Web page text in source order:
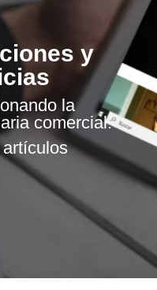
y
la
comercial.